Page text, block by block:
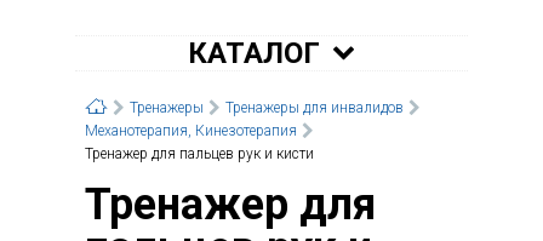
КАТАЛОГ
Тренажеры
Тренажеры для инвалидов
Механотерапия, Кинезотерапия
Тренажер для пальцев рук и кисти
Тренажер для